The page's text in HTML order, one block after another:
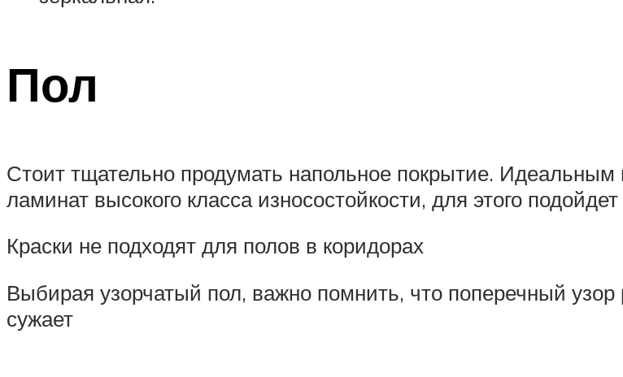
Пол
Стоит тщательно продумать напольное покрытие. Идеальным
ламинат высокого класса износостойкости, для этого
Краски не подходят для полов в коридорах
Выбирая узорчатый пол, важно помнить, что поперечный
сужает